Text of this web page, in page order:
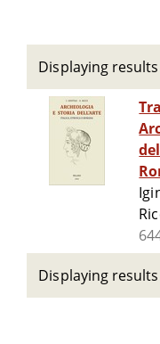
Displaying results
Displaying results